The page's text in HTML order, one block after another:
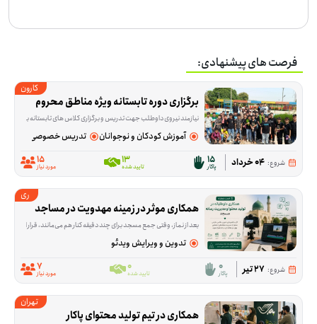
فرصت های پیشنهادی:
کارون
برگزاری دوره تابستانه ویژه مناطق محروم
نیازمند نیروی داوطلب جهت تدریس و برگزاری کلاس های تابستانه برای
آموزش کودکان و نوجوانان تدریس خصوصی
شروع: 04 خرداد 15
پاکار 13
تایید شده 15
مورد نیاز
ری
همکاری موثر در زمینه مهدویت در مساجد
بعد از نماز، وقتی جمع مسجد برای چند دقیقه کنار هم می‌مانند، قرار است محتوای کوتاه و قابل فهمی درباره مهدویت پخش شود؛ محتوایی که با ویدئوپروژکتور نمایش داده می‌شود و بین ۳ تا ۱۰ دقیقه زمان می‌گیرد. این فرصت برای اجرای همین برنامه در مسجدها شکل گرفته و داوطلب می‌تواند در هماهنگی، پخش محتوا یا
تدوین و ویرایش ویدئو
شروع: 27 تیر 0پاکار 0
تایید شده 7
مورد نیاز
تهران
همکاری در تیم تولید محتوای پاکار